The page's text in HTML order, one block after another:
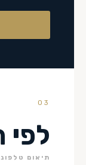
03
תיאום